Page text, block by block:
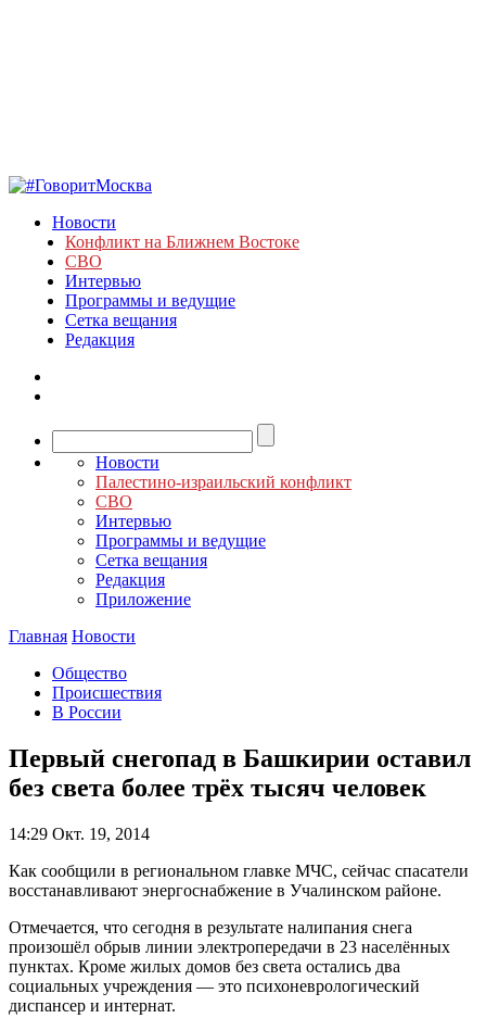
Новости
Конфликт на Ближнем Востоке
СВО
Интервью
Программы и ведущие
Сетка вещания
Редакция
Новости
Палестино-израильский конфликт
СВО
Интервью
Программы и ведущие
Сетка вещания
Редакция
Приложение
Главная Новости
Общество
Происшествия
В России
Первый снегопад в Башкирии оставил
без света более трёх тысяч человек
14:29 Окт. 19, 2014
Как сообщили в региональном главке МЧС, сейчас спасатели
восстанавливают энергоснабжение в Учалинском районе.
Отмечается, что сегодня в результате налипания снега
произошёл обрыв линии электропередачи в 23 населённых
пунктах. Кроме жилых домов без света остались два
социальных учреждения — это психоневрологический
диспансер и интернат.